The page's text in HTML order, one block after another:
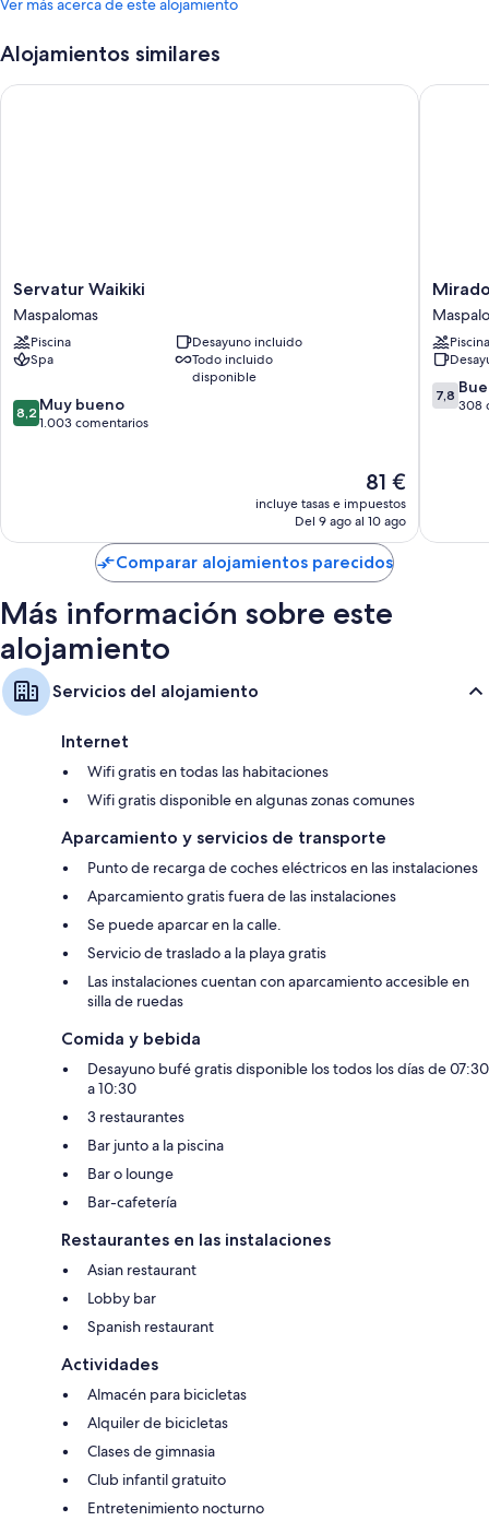
Ver más acerca de este alojamiento
Alojamientos similares
Servatur
Waikiki
Maspalomas
Servatur Waikiki
Maspalomas
Piscina
Desayuno incluido
Spa
Todo incluido
disponible
8.2
sobre
8,2 Muy bueno
1.003 comentarios
El
precio
actual
de
81 €
81 €
incluye tasas e impuestos
Del 9 ago al 10 ago
Servatur Waikiki
Mirador
by
DunasPiscina
7.8
sobre
7,8
308
Mirador
Comparar alojamientos parecidos
Más información sobre este
alojamiento
Servicios del alojamiento
Internet
Wifi gratis en todas las habitaciones
Wifi gratis disponible en algunas zonas comunes
Aparcamiento y servicios de transporte
Punto de recarga de coches eléctricos en las instalaciones
Aparcamiento gratis fuera de las instalaciones
Se puede aparcar en la calle.
Servicio de traslado a la playa gratis
Las instalaciones cuentan con aparcamiento accesible en
silla de ruedas
Comida y bebida
Desayuno bufé gratis disponible los todos los días de 07:30
a 10:30
3 restaurantes
Bar junto a la piscina
Bar o lounge
Bar-cafetería
Restaurantes en las instalaciones
Asian restaurant
Lobby bar
Spanish restaurant
Actividades
Almacén para bicicletas
Alquiler de bicicletas
Clases de gimnasia
Club infantil gratuito
Entretenimiento nocturno